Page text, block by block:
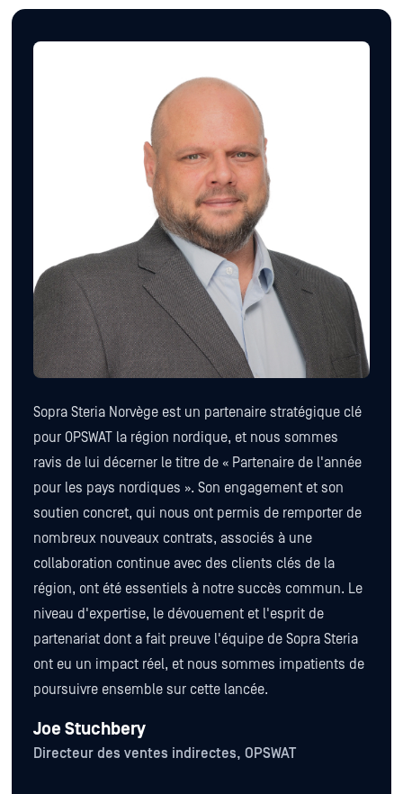
Sopra Steria Norvège est un partenaire stratégique clé
pour OPSWAT la région nordique, et nous sommes
ravis de lui décerner le titre de « Partenaire de l'année
pour les pays nordiques ». Son engagement et son
soutien concret, qui nous ont permis de remporter de
nombreux nouveaux contrats, associés à une
collaboration continue avec des clients clés de la
région, ont été essentiels à notre succès commun. Le
niveau d'expertise, le dévouement et l'esprit de
partenariat dont a fait preuve l'équipe de Sopra Steria
ont eu un impact réel, et nous sommes impatients de
poursuivre ensemble sur cette lancée.
Joe Stuchbery
Directeur des ventes indirectes, OPSWAT